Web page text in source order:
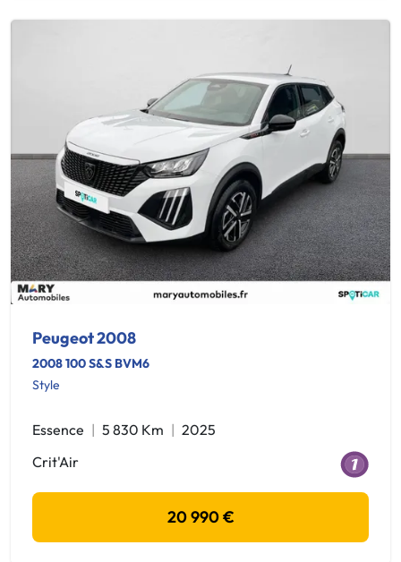
Peugeot 2008
2008 100 S&S BVM6
Style
Essence 5 830 Km
2025
Crit'Air
20 990 €